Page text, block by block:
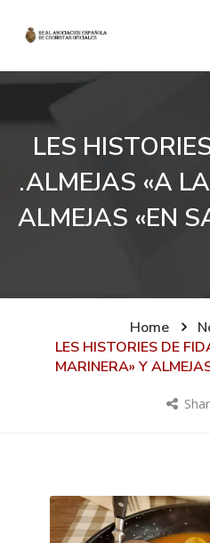
LES
.ALMEJAS «A
ALMEJAS «EN
Home
LES HISTORIES DE
MARINERA» Y